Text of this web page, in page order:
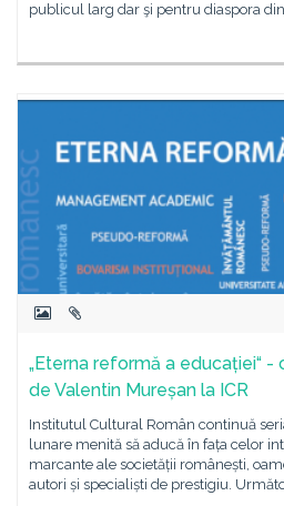
publicul larg dar şi pentru diaspora
„Eterna reformă a educației“
de Valentin Mureșan la ICR
Institutul Cultural Român continuă
lunare menită să aducă în fața celor
marcante ale societății românești,
autori și specialiști de prestigiu.